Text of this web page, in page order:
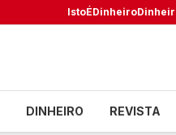
IstoÉDinheiro
DINHEIRO REVISTA